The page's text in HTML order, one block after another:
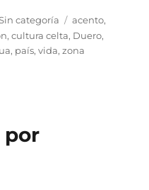
categoría Etiquetas
acento,
,cultura celta, Duero,
, país,vida,zona
por